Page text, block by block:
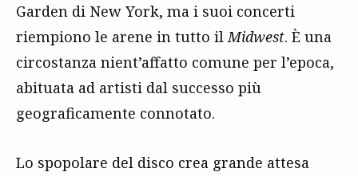
Garden di New York, ma i suoi concerti
riempiono le arene in tutto ilMidwest. È una
circostanza nient’affatto comune per l’epoca,
abituata ad artisti dal successo più
geograficamente connotato.
Lo spopolare del disco crea grande attesa